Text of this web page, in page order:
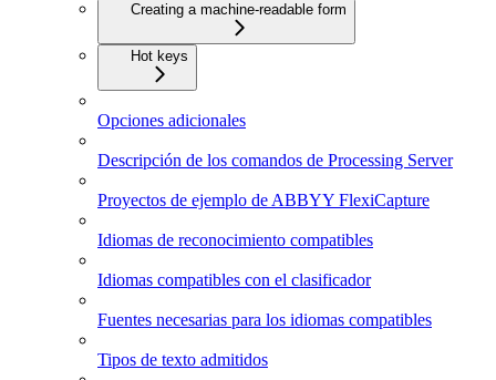
Creating a machine-readable form
Hot keys
Opciones adicionales
Descripción de los comandos de Processing Server
Proyectos de ejemplo de ABBYY FlexiCapture
Idiomas de reconocimiento compatibles
Idiomas compatibles con el clasificador
Fuentes necesarias para los idiomas compatibles
Tipos de texto admitidos